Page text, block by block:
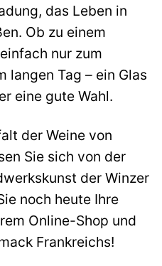
das Leben in
Ob zu einem
nur zum
langen Tag – ein Glas
eine gute Wahl.
der Weine von
Sie sich von der
der Winzer
noch heute Ihre
Online-Shop und
Frankreichs!